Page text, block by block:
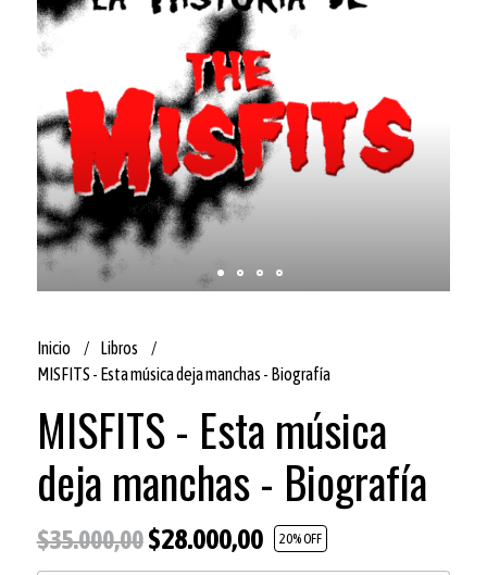
Inicio
Libros
MISFITS - Esta música deja manchas - Biografía
MISFITS - Esta música
deja manchas - Biografía
$35.000,00$28.000,00 20% OFF